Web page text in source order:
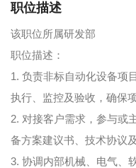
职位描述
该职位所属研发部
职位描述：
1. 负责非标自动化设备项
执行、监控及验收，确保
2. 对接客户需求，参与或
备方案建议书、技术协议
3. 协调内部机械、电气、